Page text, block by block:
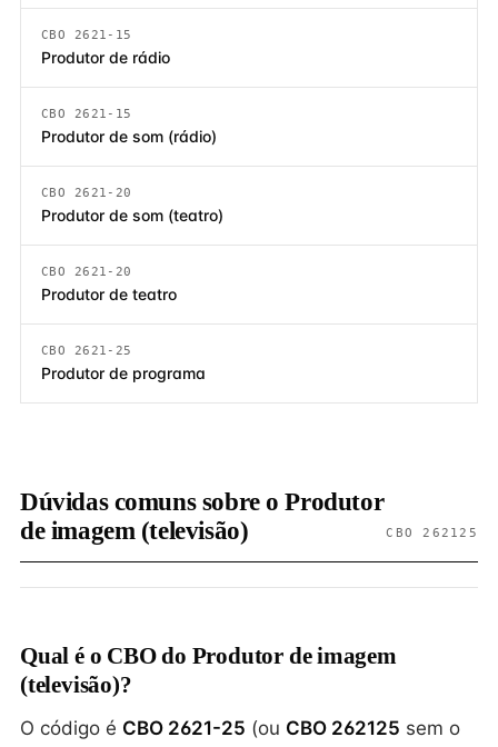
CBO 2621-15
Produtor de rádio
CBO 2621-15
Produtor de som (rádio)
CBO 2621-20
Produtor de som (teatro)
CBO 2621-20
Produtor de teatro
CBO 2621-25
Produtor de programa
Dúvidas comuns sobre o Produtor
de imagem (televisão)
CBO 262125
Qual é o CBO do Produtor de imagem
(televisão)?
O código é CBO 2621-25 (ou CBO 262125 sem o